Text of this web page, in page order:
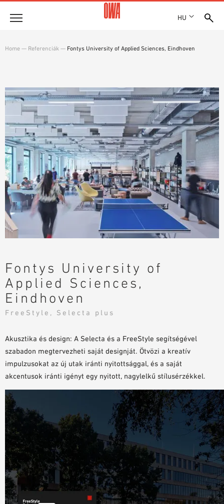
HU
SHOWROOM 7TH FLOOR
TERMÉKÁTTEKINTÉS
CÉLIRÁNYOS KERESÉS
KERESÉS MŰSZAKI TARTALOM SZERINT
Megoldások
FUNKCIÓK
ALKALMAZÁSI TERÜLETEK
Referenciák
Műszaki tanácsadás
Szolgáltatás
KÖTTSÉGVETÉS KIÍRÁSI SZÖVEGEK
LETÖLTÉSEK
TELJESÍTMÉNYNYILATKOZAT (DOP)
TERVEZÉSI SEGÉDLETEK
VIDEÓK
MINTA MEGRENDELÉS
Home — Referenciák — Fontys University of Applied Sciences, Eindhoven
Fontys University of
Applied Sciences,
Eindhoven
FreeStyle, Selecta plus
Akusztika és design: A Selecta és a FreeStyle segítségével
szabadon megtervezheti saját designját. Ötvözi a kreatív
impulzusokat az új utak iránti nyitottsággal, és a saját
akcentusok iránti igényt egy nyitott, nagylelkű stílusérzékkel.